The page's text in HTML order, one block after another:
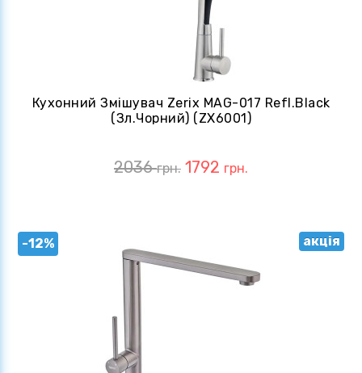
Кухонний Змішувач Zerix MAG-017 Refl.Black
(зл.чорний) (ZX6001)
2036грн. 1792 грн.
-12% акція